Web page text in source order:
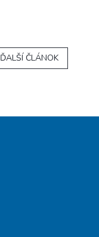
ĎALŠÍ ČLÁNOK